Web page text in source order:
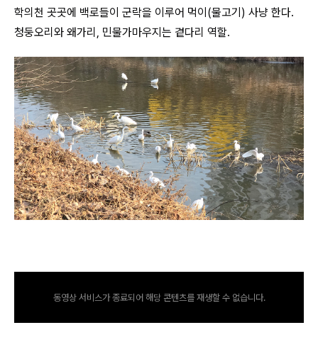
학의천 곳곳에 백로들이 군락을 이루어 먹이(물고기) 사냥 한다.
청둥오리와 왜가리, 민물가마우지는 곁다리 역할.
동영상 서비스가 종료되어 해당 콘텐츠를 재생할 수 없습니다.